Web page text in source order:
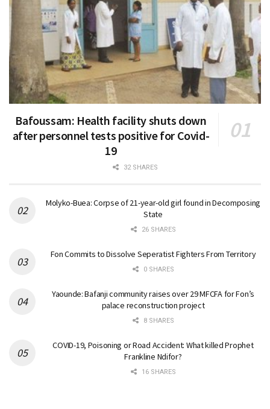
Bafoussam: Health facility shuts down
after personnel tests positive for Covid-
19
32 SHARES
Molyko-Buea: Corpse of 21-year-old girl found in Decomposing
State
26 SHARES
Fon Commits to Dissolve Seperatist Fighters From Territory
0 SHARES
Yaounde: Bafanji community raises over 29 MFCFA for Fon’s
palace reconstruction project
8 SHARES
COVID-19, Poisoning or Road Accident: What killed Prophet
Frankline Ndifor?
16 SHARES